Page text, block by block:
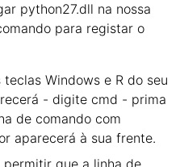
python27.dll na nossa
para registar o
Windows e R do seu
- digite cmd - prima
de comando com
aparecerá à sua frente.
que a linha de